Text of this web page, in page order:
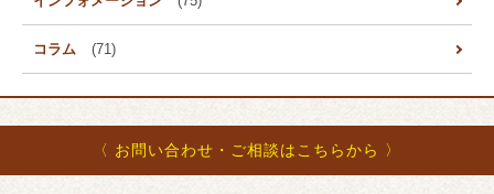
コラム (71)
〈 お問い合わせ・ご相談はこちらから 〉